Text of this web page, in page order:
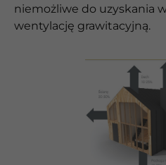
niemożliwe do uzyskania
wentylację grawitacyjną.